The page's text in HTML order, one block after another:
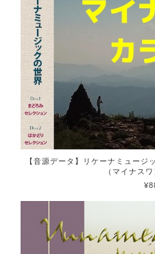
【音源データ】リケーナミュージ
（マイナス